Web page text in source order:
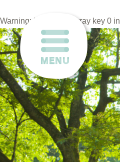
Warning: Undefined array key 0 in